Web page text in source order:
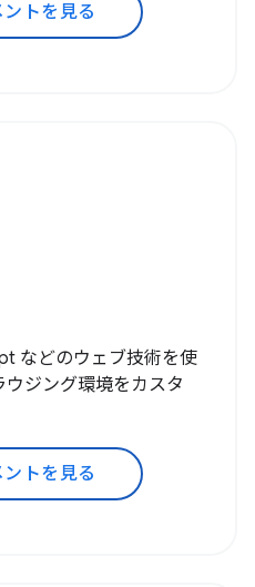
トを見る
などのウェブ技術を使
ジング環境をカスタ
トを見る